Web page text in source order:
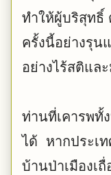
ทำให้ผู้บริสุทธิ์
ครั้งนี้อย่างรุน
อย่างไร้สติแล
ท่านที่เคารพทั้
ได้ หากประเ
บ้านป่าเมืองเ